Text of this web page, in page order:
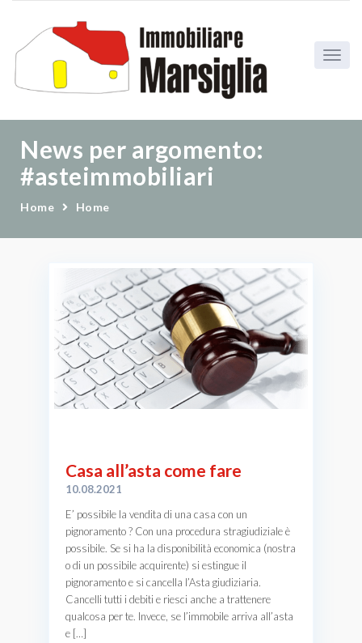
News per argomento:
#asteimmobiliari
Home Home
Casa all’asta come fare
10.08.2021
E’ possibile la vendita di una casa con un
pignoramento ? Con una procedura stragiudiziale è
possibile. Se si ha la disponibilità economica (nostra
o di un possibile acquirente) si estingue il
pignoramento e si cancella l’Asta giudiziaria.
Cancelli tutti i debiti e riesci anche a trattenere
qualcosa per te. Invece, se l’immobile arriva all’asta
e […]